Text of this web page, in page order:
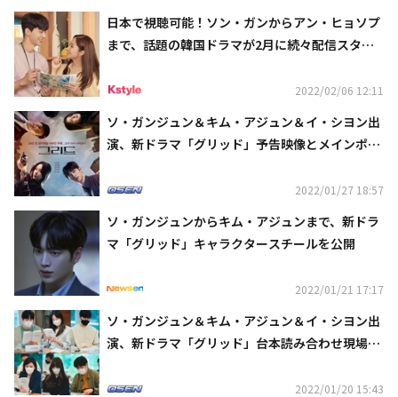
日本で視聴可能！ソン・ガンからアン・ヒョソプ
まで、話題の韓国ドラマが2月に続々配信スター
2022/02/06 12:11
ソ・ガンジュン＆キム・アジュン＆イ・シヨン出
演、新ドラマ「グリッド」予告映像とメインポス
2022/01/27 18:57
ソ・ガンジュンからキム・アジュンまで、新ドラ
マ「グリッド」キャラクタースチールを公開
2022/01/21 17:17
ソ・ガンジュン＆キム・アジュン＆イ・シヨン出
演、新ドラマ「グリッド」台本読み合わせ現場を
2022/01/20 15:43